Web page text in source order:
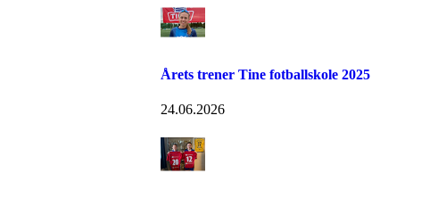
Årets trener Tine fotballskole 2025
24.06.2026